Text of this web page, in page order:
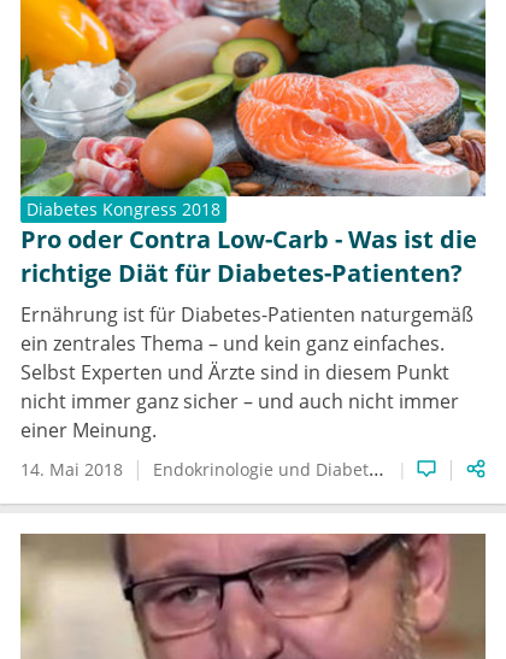
Diabetes Kongress 2018
Pro oder Contra Low-Carb - Was ist die
richtige Diät für Diabetes-Patienten?
Ernährung ist für Diabetes-Patienten naturgemäß
ein zentrales Thema – und kein ganz einfaches.
Selbst Experten und Ärzte sind in diesem Punkt
nicht immer ganz sicher – und auch nicht immer
einer Meinung.
14. Mai 2018 Endokrinologie und Diabetologie